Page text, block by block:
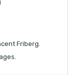
Friberg.